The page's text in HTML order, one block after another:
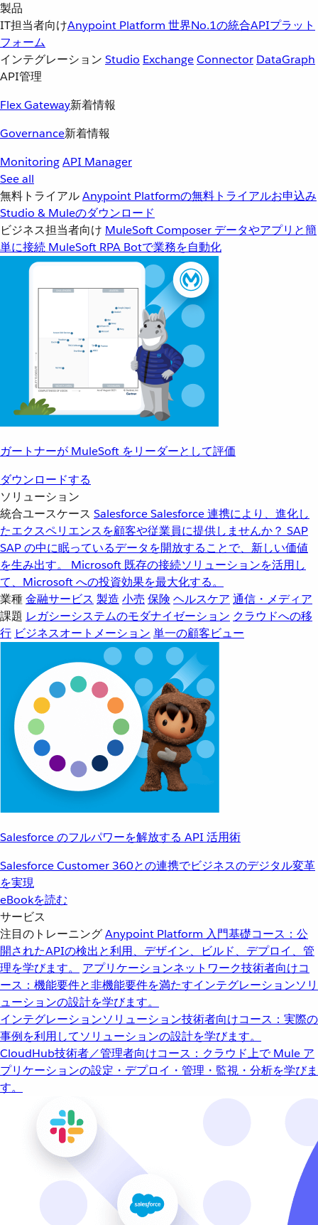
製品
IT担当者向けAnypoint Platform 世界No.1の統合APIプラット
フォーム
インテグレーション Studio ExchangeConnector DataGraph
API管理
Flex Gateway新着情報
Governance新着情報
MonitoringAPI Manager
See all
無料トライアルAnypoint Platformの無料トライアルお申込み
Studio & Muleのダウンロード
ビジネス担当者向け MuleSoft Composer データやアプリと簡
単に接続 MuleSoft RPA Botで業務を自動化
ガートナーが MuleSoft をリーダーとして評価
ダウンロードする
ソリューション
統合ユースケース SalesforceSalesforce 連携により、進化し
たエクスペリエンスを顧客や従業員に提供しませんか？ SAP
SAP の中に眠っているデータを開放することで、新しい価値
を生み出す。
Microsoft 既存の接続ソリューションを活用し
て、Microsoft への投資効果を最大化する。
業種金融サービス 製造 小売 保険 ヘルスケア 通信・メディア
課題 レガシーシステムのモダナイゼーション クラウドへの移
行 ビジネスオートメーション 単一の顧客ビュー
Salesforce のフルパワーを解放する API 活用術
Salesforce Customer 360との連携でビジネスのデジタル変革
を実現
eBookを読む
サービス
注目のトレーニングAnypoint Platform 入門基礎コース：公
開されたAPIの検出と利用、デザイン、ビルド、デプロイ、管
理を学びます。
アプリケーションネットワーク技術者向けコ
ース：機能要件と非機能要件を満たすインテグレーションソリ
ューションの設計を学びます。
インテグレーションソリューション技術者向けコース：実際の
事例を利用してソリューションの設計を学びます。
CloudHub技術者／管理者向けコース：クラウド上で Mule ア
プリケーションの設定・デプロイ・管理・監視・分析を学びま
す。